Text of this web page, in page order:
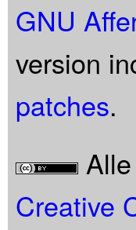
GNU
version
patches.
Creative